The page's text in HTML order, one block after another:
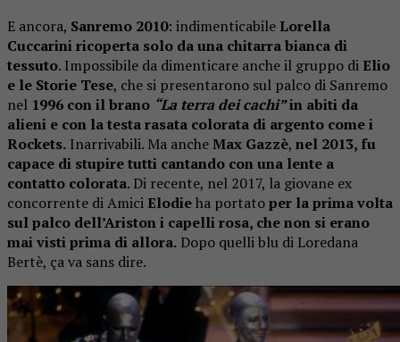
E ancora, Sanremo 2010: indimenticabile Lorella
Cuccarini ricoperta solo da una chitarra bianca di
tessuto. Impossibile da dimenticare anche il gruppo di Elio
e le Storie Tese, che si presentarono sul palco di Sanremo
nel 1996 con il brano “La terra dei cachi”in abiti da
alieni e con la testa rasata colorata di argento come i
Rockets. Inarrivabili. Ma ancheMax Gazzè, nel 2013, fu
capace di stupire tutti cantando con una lente a
contatto colorata. Di recente, nel 2017, la giovane ex
concorrente di Amici Elodieha portatoper la prima volta
sul palco dell’Ariston i capelli rosa, che non si erano
mai visti prima di allora. Dopo quelli blu di Loredana
Bertè, ça va sans dire.